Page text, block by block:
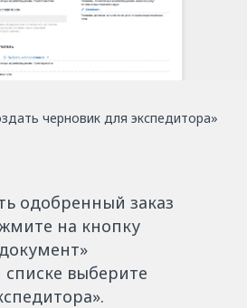
черновик для экспедитора»
одобренный заказ
на кнопку
выберите